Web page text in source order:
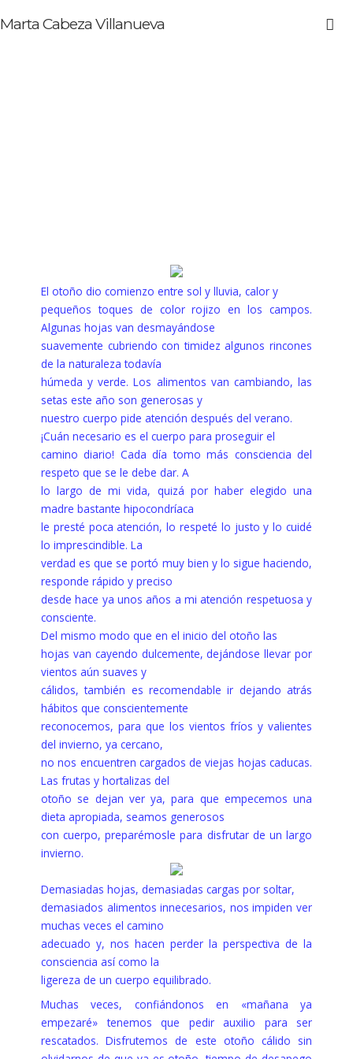
Marta Cabeza Villanueva
El otoño dio comienzo entre sol y lluvia, calor y
pequeños toques de color rojizo en los campos.
Algunas hojas van desmayándose
suavemente cubriendo con timidez algunos rincones
de la naturaleza todavía
húmeda y verde. Los alimentos van cambiando, las
setas este año son generosas y
nuestro cuerpo pide atención después del verano.
¡Cuán necesario es el cuerpo para proseguir el
camino diario! Cada día tomo más consciencia del
respeto que se le debe dar. A
lo largo de mi vida, quizá por haber elegido una
madre bastante hipocondríaca
le presté poca atención, lo respeté lo justo y lo cuidé
lo imprescindible. La
verdad es que se portó muy bien y lo sigue haciendo,
responde rápido y preciso
desde hace ya unos años a mi atención respetuosa y
consciente.
Del mismo modo que en el inicio del otoño las
hojas van cayendo dulcemente, dejándose llevar por
vientos aún suaves y
cálidos, también es recomendable ir dejando atrás
hábitos que conscientemente
reconocemos, para que los vientos fríos y valientes
del invierno, ya cercano,
no nos encuentren cargados de viejas hojas caducas.
Las frutas y hortalizas del
otoño se dejan ver ya, para que empecemos una
dieta apropiada, seamos generosos
con cuerpo, preparémosle para disfrutar de un largo
invierno.
Demasiadas hojas, demasiadas cargas por soltar,
demasiados alimentos innecesarios, nos impiden ver
muchas veces el camino
adecuado y, nos hacen perder la perspectiva de la
consciencia así como la
ligereza de un cuerpo equilibrado.
Muchas veces, confiándonos en «mañana ya
empezaré» tenemos que pedir auxilio para ser
rescatados. Disfrutemos de este otoño cálido sin